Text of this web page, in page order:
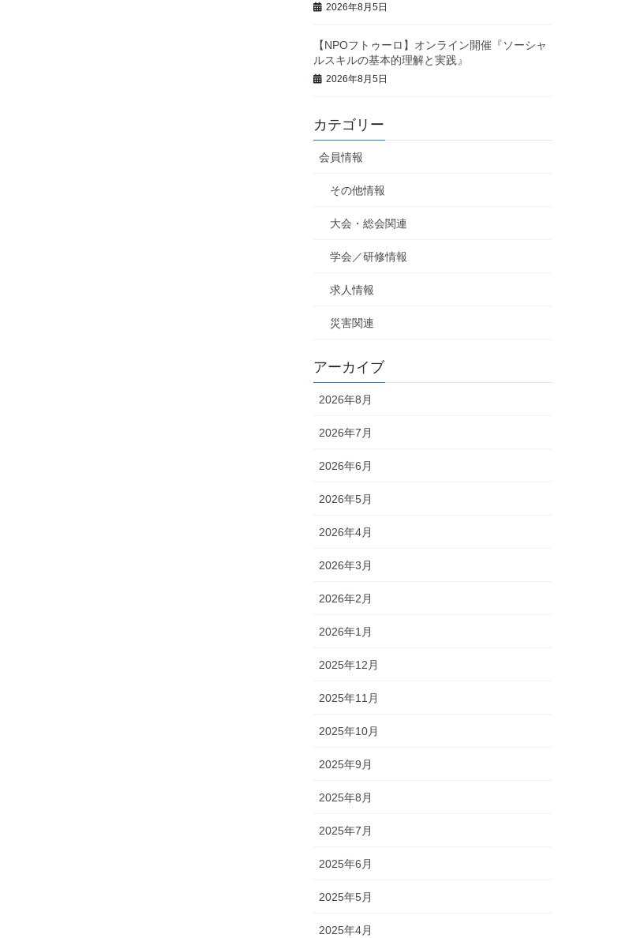
2026年8月5日
【NPOフトゥーロ】オンライン開催『ソーシャ
ルスキルの基本的理解と実践』
2026年8月5日
カテゴリー
会員情報
その他情報
大会・総会関連
学会／研修情報
求人情報
災害関連
アーカイブ
2026年8月
2026年7月
2026年6月
2026年5月
2026年4月
2026年3月
2026年2月
2026年1月
2025年12月
2025年11月
2025年10月
2025年9月
2025年8月
2025年7月
2025年6月
2025年5月
2025年4月